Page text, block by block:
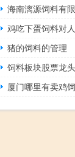
海南漓源饲料有
鸡吃下蛋饲料对
猪的饲料的管理
饲料板块股票龙头
厦门哪里有卖鸡